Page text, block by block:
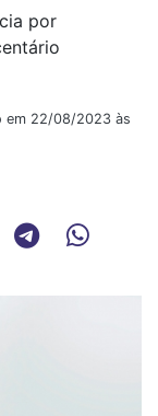
por
em 22/08/2023 às